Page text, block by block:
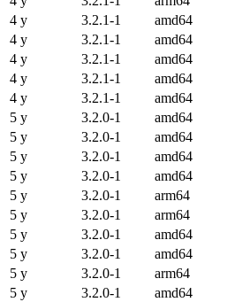
4 y
3.2.1-1 amd64
4 y
3.2.1-1 amd64
4 y
3.2.1-1 amd64
4 y
3.2.1-1 amd64
4 y
3.2.1-1 amd64
5 y
3.2.0-1 amd64
5 y
3.2.0-1 amd64
5 y
3.2.0-1 amd64
5 y
3.2.0-1 amd64
5 y
3.2.0-1 arm64
5 y
3.2.0-1 arm64
5 y
3.2.0-1 amd64
5 y
3.2.0-1 amd64
5 y
3.2.0-1 arm64
5 y
3.2.0-1 amd64